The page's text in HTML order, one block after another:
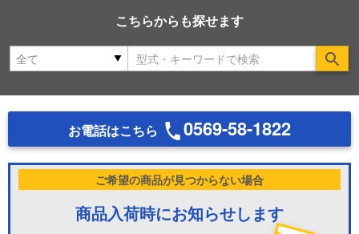
こちらからも探せます
お電話はこちら 0569-58-1822
ご希望の商品が見つからない場合
商品入荷時にお知らせします